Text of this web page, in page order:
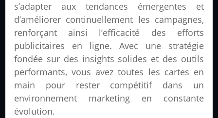
s’adapter aux tendances émergentes et
d’améliorer continuellement les campagnes,
renforçant ainsi l’efficacité des efforts
publicitaires en ligne. Avec une stratégie
fondée sur des insights solides et des outils
performants, vous avez toutes les cartes en
main pour rester compétitif dans un
environnement marketing en constante
évolution.